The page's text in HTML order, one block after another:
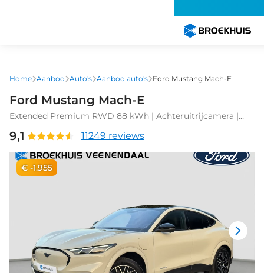
gaan
Home Aanbod Auto's Aanbod auto's Ford Mustang Mach-E
Ford Mustang Mach-E
Extended Premium RWD 88 kWh | Achteruitrijcamera |
Cruise control adaptief met Stop&Go en stuurhulp
9,1 11249 reviews
€ -1.955